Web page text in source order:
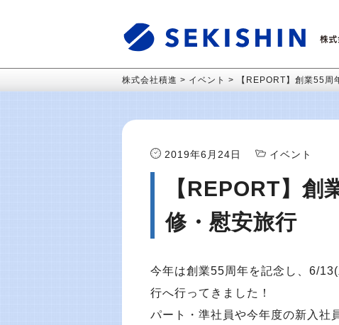
株式会社積進 > イベント > 【REPORT】創業55
2019年6月24日 イベント
【REPORT】創
修・慰安旅行
今年は創業55周年を記念し、6/
行へ行ってきました！
パート・準社員や今年度の新入社